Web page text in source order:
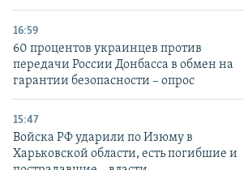
16:59
60 процентов украинцев против
передачи России Донбасса в обмен на
гарантии безопасности – опрос
15:47
Войска РФ ударили по Изюму в
Харьковской области, есть погибшие и